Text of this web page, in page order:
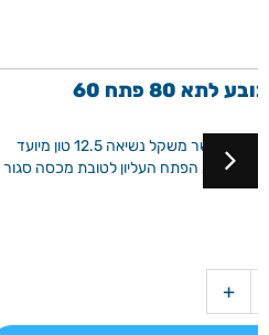
סגור
תקרה כובע
לשים על חוליות בטון